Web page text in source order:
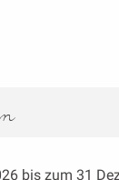
bis zum 31